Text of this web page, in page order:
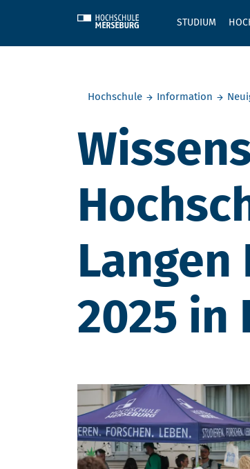
STUDIUM
Hochschule
Information
2025 in